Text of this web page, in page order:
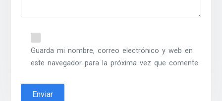
Guarda mi nombre, correo electrónico y web en
este navegador para la próxima vez que comente.